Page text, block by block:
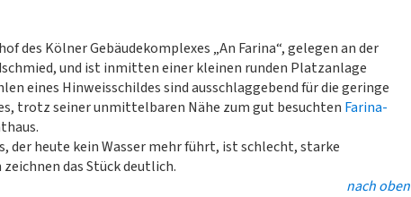
des Kölner Gebäudekomplexes „An Farina“, gelegen an der
und ist inmitten einer kleinen runden Platzanlage
eines Hinweisschildes sind ausschlaggebend für die geringe
trotz seiner unmittelbaren Nähe zum gut besuchten Farina-
der heute kein Wasser mehr führt, ist schlecht, starke
das Stück deutlich.
nach oben